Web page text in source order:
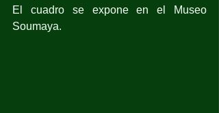
El cuadro se expone en el Museo
Soumaya.